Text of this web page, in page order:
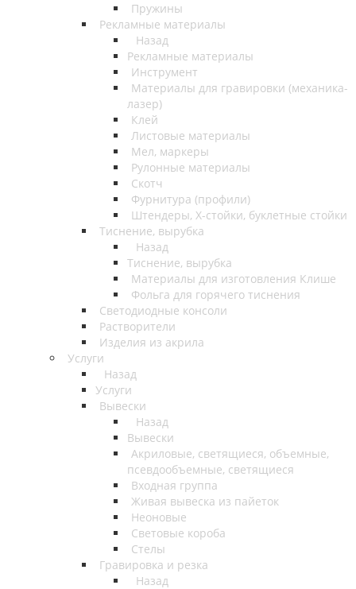
Пружины
Рекламные материалы
Назад
Рекламные материалы
Инструмент
Материалы для гравировки (механика-
лазер)
Клей
Листовые материалы
Мел, маркеры
Рулонные материалы
Скотч
Фурнитура (профили)
Штендеры, Х-стойки, буклетные стойки
Тиснение, вырубка
Назад
Тиснение, вырубка
Материалы для изготовления Клише
Фольга для горячего тиснения
Светодиодные консоли
Растворители
Изделия из акрила
Услуги
Назад
Услуги
Вывески
Назад
Вывески
Акриловые, светящиеся, объемные,
псевдообъемные, светящиеся
Входная группа
Живая вывеска из пайеток
Неоновые
Световые короба
Стелы
Гравировка и резка
Назад